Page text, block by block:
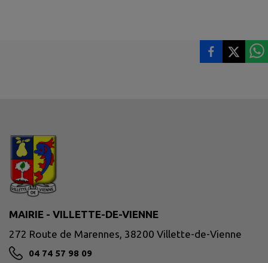
MAIRIE - VILLETTE-DE-VIENNE
272 Route de Marennes, 38200 Villette-de-Vienne
04 74 57 98 09